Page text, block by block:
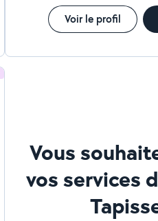
Voir le profil
Vous
vos services